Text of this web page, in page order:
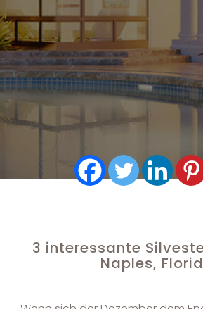
3 interessante
Naples,